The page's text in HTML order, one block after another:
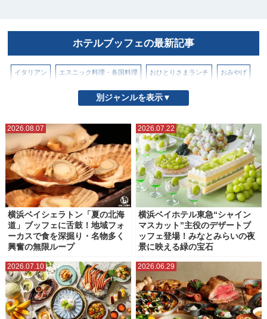
ホテルブッフェの最新記事
イタリアン エスニック料理・各国料理 おひとりさまランチ おみやげ
お取り寄せグルメ・スイーツ かき氷 カフェ
パンケーキ ハンバーガー パン屋・パン情報
ホテルアフタヌーンティー ホテルブッフェ ラーメン・つけ麺
ラーメン（横浜市内） ラーメン（横浜市外・県内）
ランチ 中華料理・中国料理 和食
工場直売所・アウトレット商品 朝食・モーニング 洋食 海鮮・寿司
焼き肉・ステーキ・肉食 電源カフェ・コワーキングスペース
別ジャンルを表示▼
2026.08.07
横浜ベイシェラトン「夏の北海
道」ブッフェに舌鼓！地域フォ
ーカスで食を深掘り・名物多く
興奮の無限ループ
2026.07.22
横浜ベイホテル東急“シャイン
マスカット”主役のデザートブ
ッフェ登場！みなとみらいの夜
景に映える緑の宝石
2026.07.10 2026.06.29